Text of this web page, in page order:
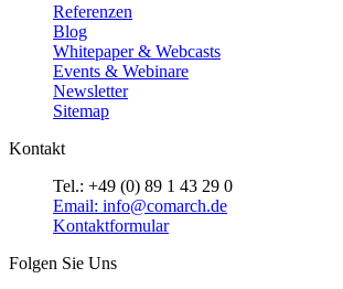
Referenzen
Blog
Whitepaper & Webcasts
Events & Webinare
Newsletter
Sitemap
Kontakt
Tel.: +49 (0) 89 1 43 29 0
Email: info@comarch.de
Kontaktformular
Folgen Sie Uns